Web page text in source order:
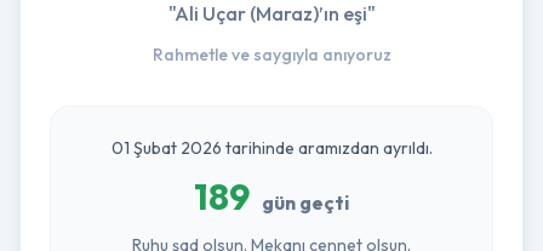
"Ali Uçar (Maraz)’ın eşi"
Rahmetle ve saygıyla anıyoruz
01 Şubat 2026 tarihinde aramızdan ayrıldı.
189 gün geçti
Ruhu şad olsun. Mekanı cennet olsun.